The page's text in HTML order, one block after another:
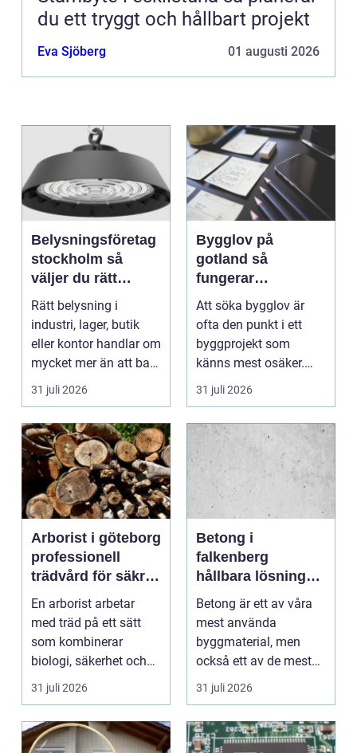
du ett tryggt och hållbart projekt
Eva Sjöberg 01 augusti 2026
Belysningsföretag
stockholm så
väljer du rätt
partner för
professionell
ljussättning
Rätt belysning i
industri, lager, butik
eller kontor handlar om
mycket mer än att bara
få det ljust....
31 juli 2026
Bygglov på
gotland så
fungerar
processen från idé
till godkänt beslut
Att söka bygglov är
ofta den punkt i ett
byggprojekt som
känns mest osäker.
Frågorna hopar sig:
vilk...
31 juli 2026
Arborist i göteborg
professionell
trädvård för säkra
och friska träd
En arborist arbetar
med träd på ett sätt
som kombinerar
biologi, säkerhet och
hantverk. I en stad so...
31 juli 2026
Betong i
falkenberg
hållbara lösningar
för grund, golv
och utemiljö
Betong är ett av våra
mest använda
byggmaterial, men
också ett av de mest
missförstådda. Många
tänke...
31 juli 2026